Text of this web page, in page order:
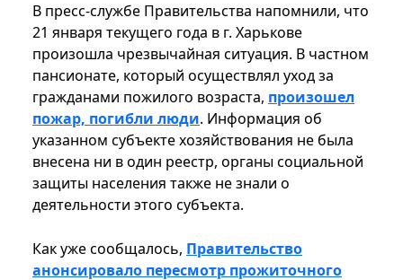
В пресс-службе Правительства напомнили, что
21 января текущего года в г. Харькове
произошла чрезвычайная ситуация. В частном
пансионате, который осуществлял уход за
гражданами пожилого возраста, произошел
пожар, погибли люди. Информация об
указанном субъекте хозяйствования не была
внесена ни в один реестр, органы социальной
защиты населения также не знали о
деятельности этого субъекта.
Как уже сообщалось, Правительство
анонсировало пересмотр прожиточного